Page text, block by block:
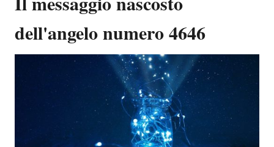
dell'angelo numero 4646